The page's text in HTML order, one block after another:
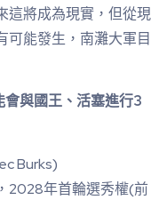
這將成為現實，但從現
可能發生，南灘大軍目
會與國王、活塞進行3
Burks)
2028年首輪選秀權(前